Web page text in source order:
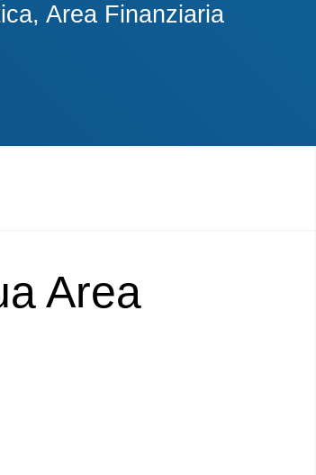
Area Finanziaria
Area